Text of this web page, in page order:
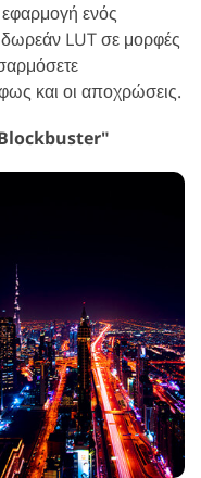
ενός
LUT σε μορφές
και οι αποχρώσεις.